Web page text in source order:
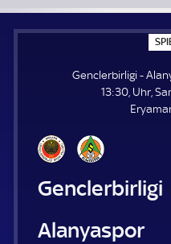
Genclerbirligi -
13:30, Uhr,
Genclerbirligi
Alanyaspor